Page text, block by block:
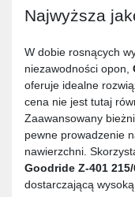
Najwyższa
W dobie rosnących
niezawodności opon,
oferuje idealne
cena nie jest tutaj
Zaawansowany
pewne prowadzenie
nawierzchni.
Goodride Z-401 215/
dostarczającą